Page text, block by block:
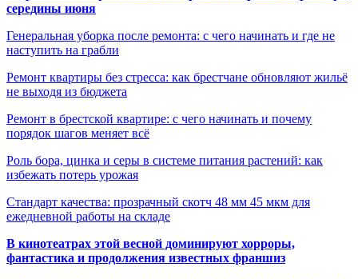
середины июня
Генеральная уборка после ремонта: с чего начинать и где не
наступить на грабли
Ремонт квартиры без стресса: как брестчане обновляют жильё
не выходя из бюджета
Ремонт в брестской квартире: с чего начинать и почему
порядок шагов меняет всё
Роль бора, цинка и серы в системе питания растений: как
избежать потерь урожая
Стандарт качества: прозрачный скотч 48 мм 45 мкм для
ежедневной работы на складе
В кинотеатрах этой весной доминируют хорроры,
фантастика и продолжения известных франшиз